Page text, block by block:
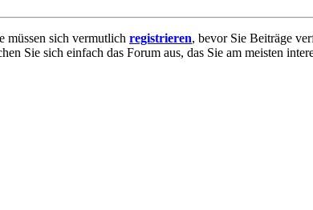
müssen sich vermutlich registrieren, bevor Sie Beiträge
Sie sich einfach das Forum aus, das Sie am meisten